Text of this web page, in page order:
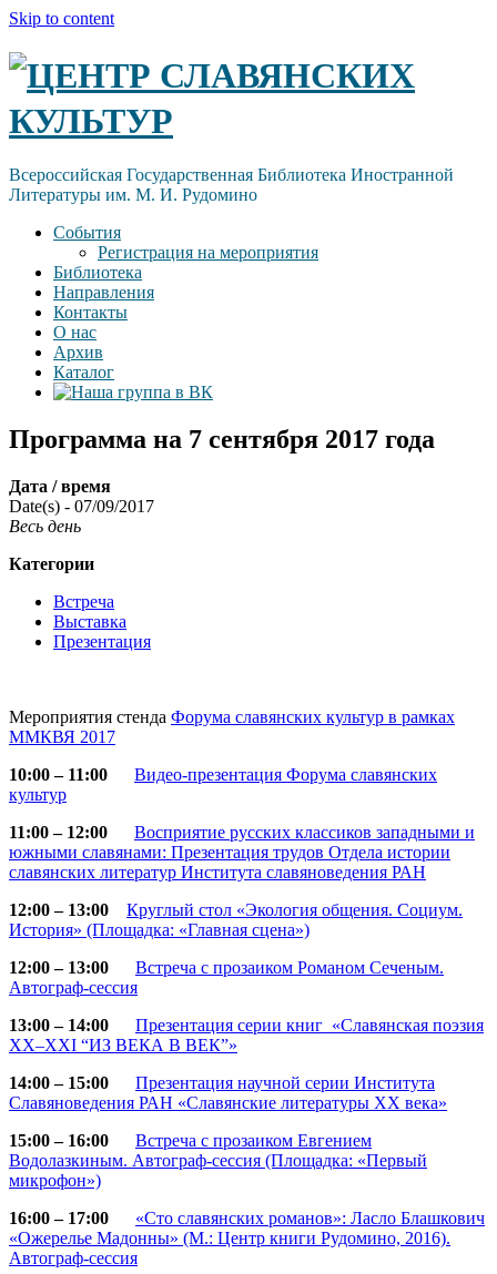
Skip to content
ЦЕНТР СЛАВЯНСКИХ
КУЛЬТУР
Всероссийская Государственная Библиотека Иностранной
Литературы им. М. И. Рудомино
События
Регистрация на мероприятия
Библиотека
Направления
Контакты
О нас
Архив
Каталог
Программа на 7 сентября 2017 года
Дата / время
Date(s) - 07/09/2017
Весь день
Категории
Встреча
Выставка
Презентация
Мероприятия стенда Форума славянских культур в рамках
ММКВЯ 2017
10:00 – 11:00
Видео-презентация Форума славянских
культур
11:00 – 12:00
Восприятие русских классиков западными и
южными славянами: Презентация трудов Отдела истории
славянских литератур Института славяноведения РАН
12:00 – 13:00 Круглый стол «Экология общения. Социум.
История» (Площадка: «Главная сцена»)
12:00 – 13:00
Встреча с прозаиком Романом Сеченым.
Автограф-сессия
13:00 – 14:00
Презентация серии книг «Славянская поэзия
ХХ–ХХI “ИЗ ВЕКА В ВЕК”»
14:00 – 15:00
Презентация научной серии Института
Славяноведения РАН «Славянские литературы ХХ века»
15:00 – 16:00
Встреча с прозаиком Евгением
Водолазкиным. Автограф-сессия (Площадка: «Первый
микрофон»)
16:00 – 17:00
«Сто славянских романов»: Ласло Блашкович
«Ожерелье Мадонны» (М.: Центр книги Рудомино, 2016).
Автограф-сессия